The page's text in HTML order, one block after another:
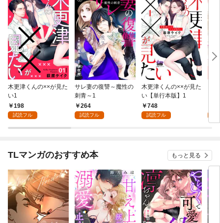
木更津くんの××が見た
い1
198
試読フル
サレ妻の復讐～魔性の
刺青～1
264
試読フル
木更津くんの××が見た
い【単行本版】1
748
試読フル
TLマンガのおすすめ本 もっと見る